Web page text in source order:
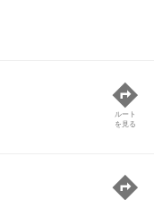
ルート
を見る